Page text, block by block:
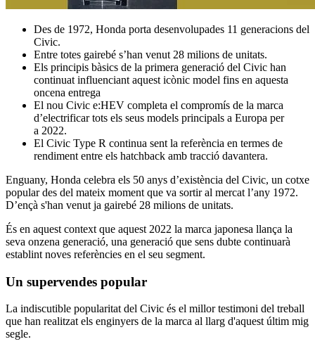
Des de 1972, Honda porta desenvolupades 11 generacions del
Civic.
Entre totes gairebé s’han venut 28 milions de unitats.
Els principis bàsics de la primera generació del Civic han
continuat influenciant aquest icònic model fins en aquesta
oncena entrega
El nou Civic e:HEV completa el compromís de la marca
d’electrificar tots els seus models principals a Europa per
a 2022.
El Civic Type R continua sent la referència en termes de
rendiment entre els hatchback amb tracció davantera.
Enguany, Honda celebra els 50 anys d’existència del Civic, un cotxe
popular des del mateix moment que va sortir al mercat l’any 1972.
D’ençà s'han venut ja gairebé 28 milions de unitats.
És en aquest context que aquest 2022 la marca japonesa llança la
seva onzena generació, una generació que sens dubte continuarà
establint noves referències en el seu segment.
Un supervendes popular
La indiscutible popularitat del Civic és el millor testimoni del treball
que han realitzat els enginyers de la marca al llarg d'aquest últim mig
segle.